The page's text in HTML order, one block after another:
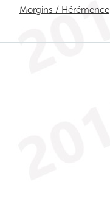
Morgins / Hérémence